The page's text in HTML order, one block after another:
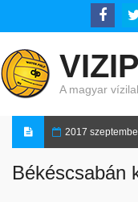
A magyar
2017
Békéscsabán